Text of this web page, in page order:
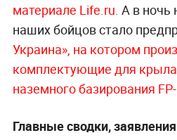
материале Life.ru. А в ночь
наших бойцов стало
Украина», на котором
комплектующие для
наземного базирования
Главные сводки,